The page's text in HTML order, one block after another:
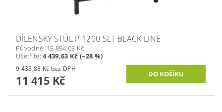
DÍLENSKÝ STŮL P 1200 SLT BLACK LINE
Původně: 15 854,63 Kč
Ušetříte:4 439,63 Kč (–28 %)
9 433,88 Kč bez DPH
11 415 Kč